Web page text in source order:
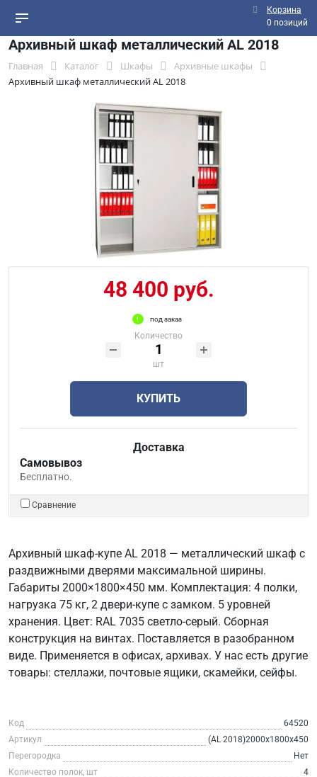
Корзина
0 позиций
Архивный шкаф металлический AL 2018
Главная Каталог Шкафы
Архивные шкафы
Архивный шкаф металлический AL 2018
48 400 руб.
под заказ
Количество
шт
КУПИТЬ
Доставка
Самовывоз
Бесплатно.
Сравнение
Архивный шкаф-купе AL 2018 — металлический шкаф с
раздвижными дверями максимальной ширины.
Габариты 2000×1800×450 мм. Комплектация: 4 полки,
нагрузка 75 кг, 2 двери-купе с замком. 5 уровней
хранения. Цвет: RAL 7035 светло-серый. Сборная
конструкция на винтах. Поставляется в разобранном
виде. Применяется в офисах, архивах. У нас есть другие
товары: стеллажи, почтовые ящики, скамейки, сейфы.
Код
64520
Артикул
(AL 2018)2000x1800x450
Перегородка
Нет
Количество полок, шт
4